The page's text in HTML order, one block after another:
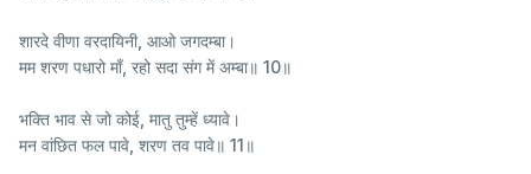
शारदे वीणा वरदायिनी, आओ जगदम्बा।
मम शरण पधारो माँ, रहो सदा संग में अम्बा॥ 10॥
भक्ति भाव से जो कोई, मातु तुम्हें ध्यावे।
मन वांछित फल पावे, शरण तव पावे॥ 11॥